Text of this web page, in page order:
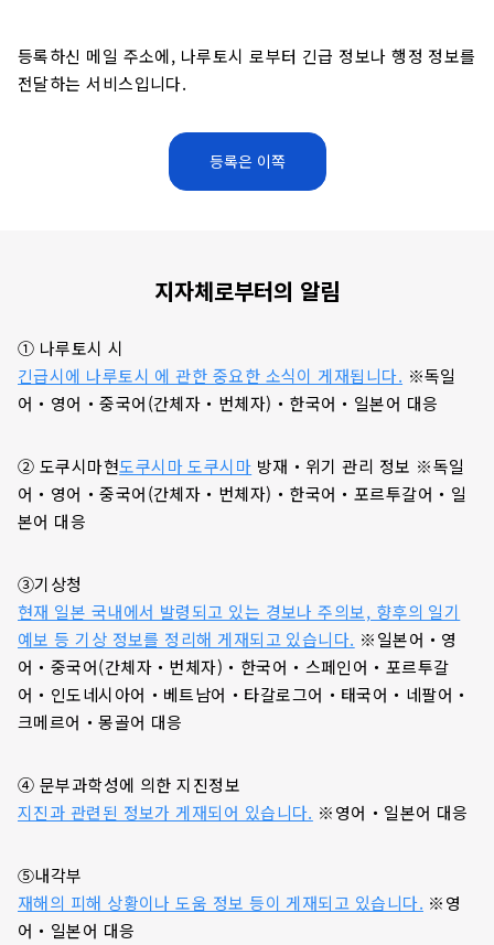
등록하신 메일 주소에, 나루토시 로부터 긴급 정보나 행정 정보를
전달하는 서비스입니다.
등록은 이쪽
지자체로부터의 알림
① 나루토시 시
긴급시에 나루토시 에 관한 중요한 소식이 게재됩니다. ※독일
어・영어・중국어(간체자・번체자)・한국어・일본어 대응
② 도쿠시마현도쿠시마 도쿠시마 방재・위기 관리 정보 ※독일
어・영어・중국어(간체자・번체자)・한국어・포르투갈어・일
본어 대응
③기상청
현재 일본 국내에서 발령되고 있는 경보나 주의보, 향후의 일기
예보 등 기상 정보를 정리해 게재되고 있습니다. ※일본어・영
어・중국어(간체자・번체자)・한국어・스페인어・포르투갈
어・인도네시아어・베트남어・타갈로그어・태국어・네팔어・
크메르어・몽골어 대응
④ 문부과학성에 의한 지진정보
지진과 관련된 정보가 게재되어 있습니다. ※영어・일본어 대응
⑤내각부
재해의 피해 상황이나 도움 정보 등이 게재되고 있습니다. ※영
어・일본어 대응